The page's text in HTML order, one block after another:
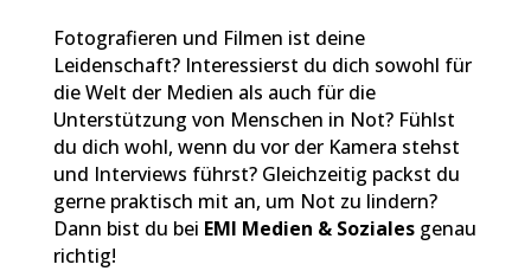
Fotografieren und Filmen ist deine
Leidenschaft? Interessierst du dich sowohl für
die Welt der Medien als auch für die
Unterstützung von Menschen in Not? Fühlst
du dich wohl, wenn du vor der Kamera stehst
und Interviews führst? Gleichzeitig packst du
gerne praktisch mit an, um Not zu lindern?
Dann bist du bei EMI Medien & Sozialesgenau
richtig!